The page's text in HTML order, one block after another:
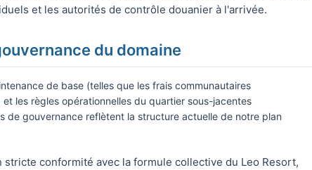
et les autorités de contrôle douanier à l'arrivée.
du domaine
de base (telles que les frais communautaires
les règles opérationnelles du quartier sous-jacentes
de gouvernance reflètent la structure actuelle de notre plan
stricte conformité avec la formule collective du Leo Resort,